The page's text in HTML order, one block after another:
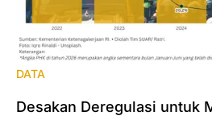
DATA
Desakan Deregulasi untuk